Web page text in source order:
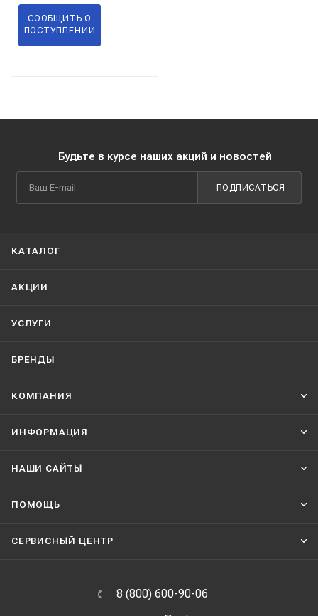
СООБЩИТЬ О
ПОСТУПЛЕНИИ
Будьте в курсе наших акций и новостей
ПОДПИСАТЬСЯ
КАТАЛОГ
АКЦИИ
УСЛУГИ
БРЕНДЫ
КОМПАНИЯ
ИНФОРМАЦИЯ
НАШИ CАЙТЫ
ПОМОЩЬ
СЕРВИСНЫЙ ЦЕНТР
8 (800) 600-90-06